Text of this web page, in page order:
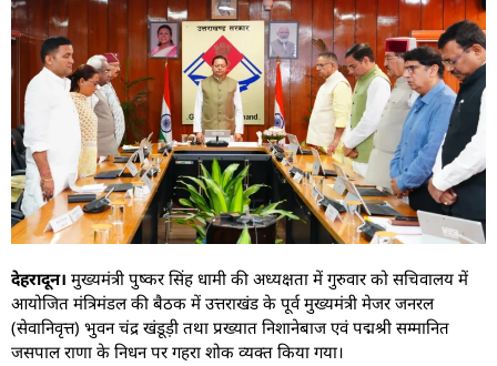
देहरादून। मुख्यमंत्री पुष्कर सिंह धामी की अध्यक्षता में गुरुवार को सचिवालय में
आयोजित मंत्रिमंडल की बैठक में उत्तराखंड के पूर्व मुख्यमंत्री मेजर जनरल
(सेवानिवृत्त) भुवन चंद्र खंडूड़ी तथा प्रख्यात निशानेबाज एवं पद्मश्री सम्मानित
जसपाल राणा के निधन पर गहरा शोक व्यक्त किया गया।